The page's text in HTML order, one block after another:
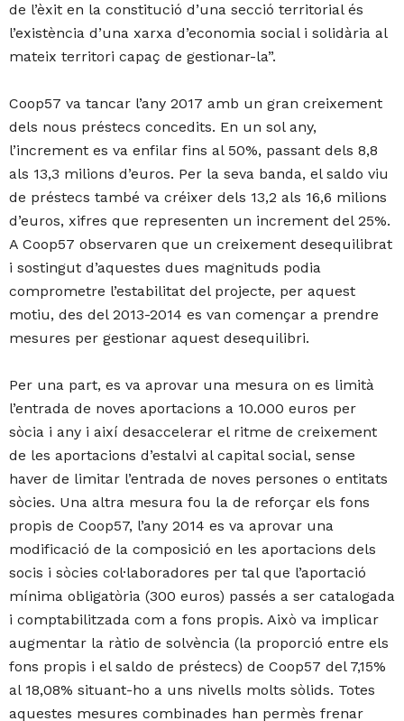
de l’èxit en la constitució d’una secció territorial és
l’existència d’una xarxa d’economia social i solidària al
mateix territori capaç de gestionar-la”.
Coop57 va tancar l’any 2017 amb un gran creixement
dels nous préstecs concedits. En un sol any,
l’increment es va enfilar fins al 50%, passant dels 8,8
als 13,3 milions d’euros. Per la seva banda, el saldo viu
de préstecs també va créixer dels 13,2 als 16,6 milions
d’euros, xifres que representen un increment del 25%.
A Coop57 observaren que un creixement desequilibrat
i sostingut d’aquestes dues magnituds podia
comprometre l’estabilitat del projecte, per aquest
motiu, des del 2013-2014 es van començar a prendre
mesures per gestionar aquest desequilibri.
Per una part, es va aprovar una mesura on es limità
l’entrada de noves aportacions a 10.000 euros per
sòcia i any i així desaccelerar el ritme de creixement
de les aportacions d’estalvi al capital social, sense
haver de limitar l’entrada de noves persones o entitats
sòcies. Una altra mesura fou la de reforçar els fons
propis de Coop57, l’any 2014 es va aprovar una
modificació de la composició en les aportacions dels
socis i sòcies col·laboradores per tal que l’aportació
mínima obligatòria (300 euros) passés a ser catalogada
i comptabilitzada com a fons propis. Això va implicar
augmentar la ràtio de solvència (la proporció entre els
fons propis i el saldo de préstecs) de Coop57 del 7,15%
al 18,08% situant-ho a uns nivells molts sòlids. Totes
aquestes mesures combinades han permès frenar